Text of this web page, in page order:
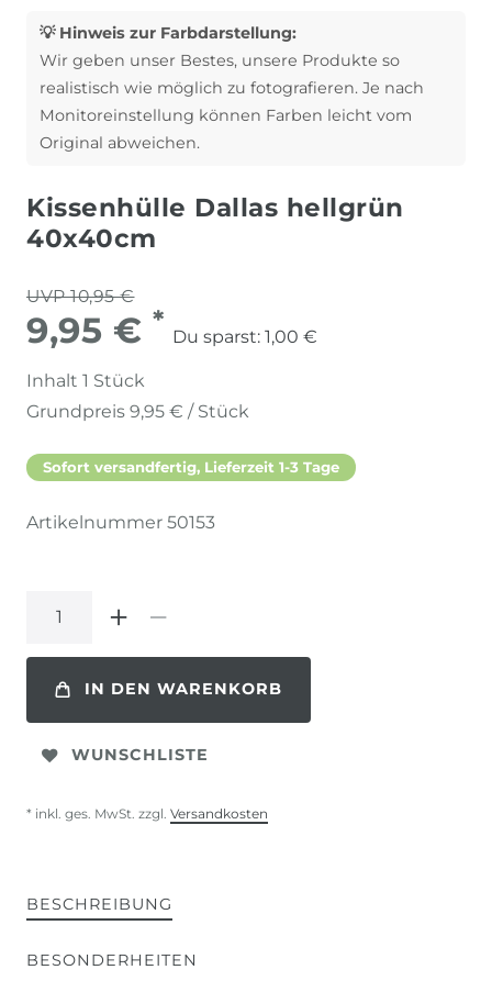
💡 Hinweis zur Farbdarstellung:
Wir geben unser Bestes, unsere Produkte so
realistisch wie möglich zu fotografieren. Je nach
Monitoreinstellung können Farben leicht vom
Original abweichen.
Kissenhülle Dallas hellgrün
40x40cm
UVP 10,95 €
9,95 € *
Du sparst: 1,00 €
Inhalt 1 Stück
Grundpreis 9,95 € / Stück
Sofort versandfertig, Lieferzeit 1-3 Tage
Artikelnummer 50153
IN DEN WARENKORB
WUNSCHLISTE
* inkl. ges. MwSt. zzgl. Versandkosten
BESCHREIBUNG
BESONDERHEITEN